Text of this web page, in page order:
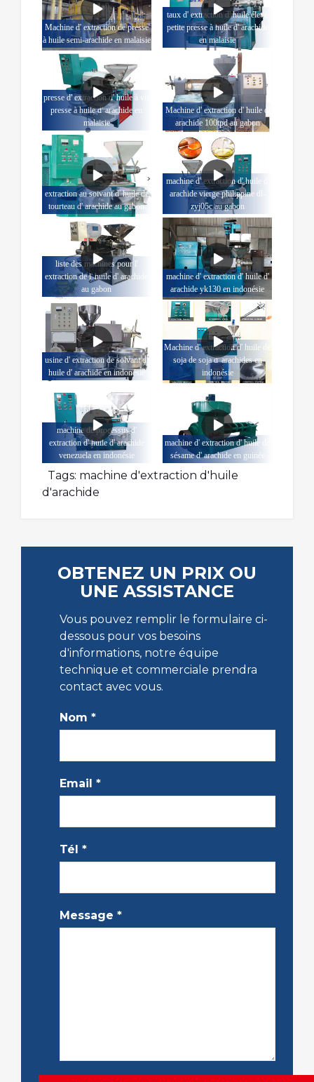
Machine d' extraction de presse
à huile semi-arachide en malaisie
taux d' extraction d' huile élevé
petite presse à huile d' arachide
en malaisie
presse d' extraction d' huile à vis
presse à huile d' arachide en
malaisie
Machine d' extraction d' huile d'
arachide 100tpd au gabon
extraction au solvant d' huile de
tourteau d' arachide au gabon
machine d' extraction d' huile d'
arachide vierge philippine dl-
zyj05c au gabon
liste des machines pour l'
extraction de l' huile d' arachide
au gabon
machine d' extraction d' huile d'
arachide yk130 en indonésie
usine d' extraction de solvant d'
huile d' arachide en indonésie
Machine d' extraction d' huile de
soja de soja d' arachides en
indonésie
machine de processus d'
extraction d' huile d' arachide
venezuela en indonésie
machine d' extraction d' huile de
sésame d' arachide en guinée
Tags: machine d'extraction d'huile
d'arachide
OBTENEZ UN PRIX OU
UNE ASSISTANCE
Vous pouvez remplir le formulaire ci-
dessous pour vos besoins
d'informations, notre équipe
technique et commerciale prendra
contact avec vous.
Nom *
Email *
Tél *
Message *